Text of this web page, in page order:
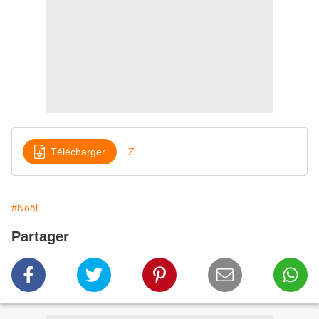
Télécharger Z
#Noël
Partager